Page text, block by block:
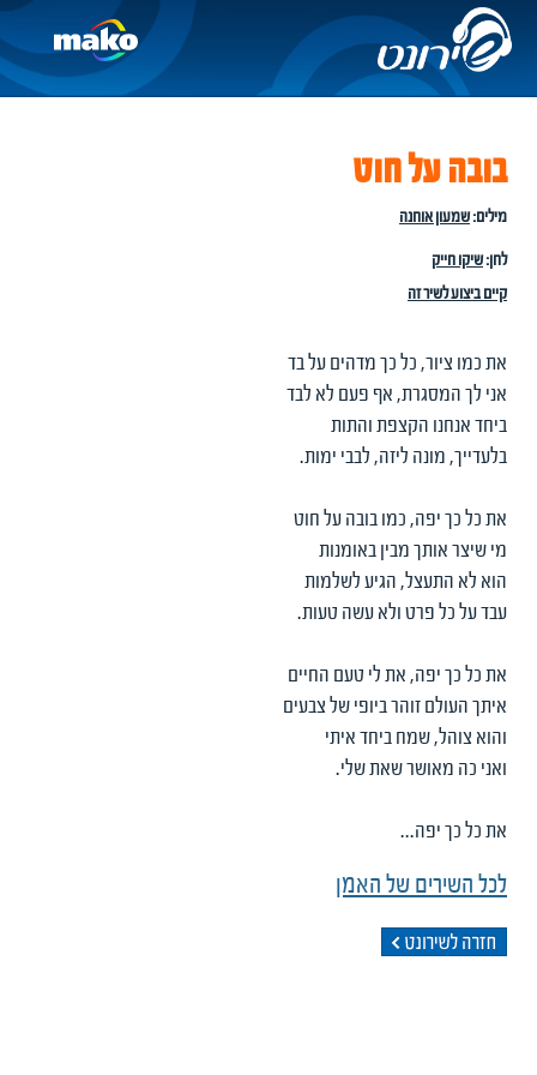
בובה על חוט
מילים:שמעון אוחנה
לחן:שיקו חייק
קיים ביצוע לשיר זה
את כמו ציור, כל כך מדהים על בד
אני לך המסגרת, אף פעם לא לבד
ביחד אנחנו הקצפת והתות
בלעדייך, מונה ליזה, לבבי ימות.
את כל כך יפה, כמו בובה על חוט
מי שיצר אותך מבין באומנות
הוא לא התעצל, הגיע לשלמות
עבד על כל פרט ולא עשה טעות.
את כל כך יפה, את לי טעם החיים
איתך העולם זוהר ביופי של צבעים
והוא צוהל, שמח ביחד איתי
ואני כה מאושר שאת שלי.
את כל כך יפה...
לכל השירים של האמן